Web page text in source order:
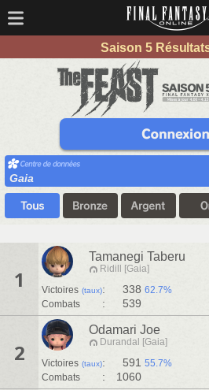
Saison 5
Gaia
1
Tamanegi Taberu
Ridill [Gaia]
Victoires (taux): 338 62.7%
Combats
: 539
2
Odamari Joe
Durandal [Gaia]
Victoires (taux): 591 55.7%
Combats
: 1060